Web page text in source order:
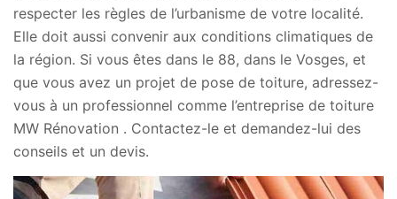
respecter les règles de l’urbanisme de votre localité.
Elle doit aussi convenir aux conditions climatiques de
la région. Si vous êtes dans le 88, dans le Vosges, et
que vous avez un projet de pose de toiture, adressez-
vous à un professionnel comme l’entreprise de toiture
MW Rénovation . Contactez-le et demandez-lui des
conseils et un devis.